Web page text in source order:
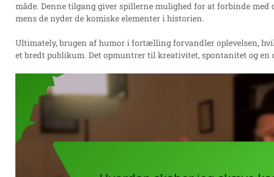
måde. Denne tilgang giver spillerne mulighed for at forbinde med
mens de nyder de komiske elementer i historien.
Ultimately, brugen af humor i fortælling forvandler oplevelsen,
et bredt publikum. Det opmuntrer til kreativitet, spontanitet og en